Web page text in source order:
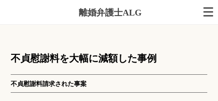
離婚弁護士ALG
不貞慰謝料を大幅に減額した事例
不貞慰謝料請求された事案